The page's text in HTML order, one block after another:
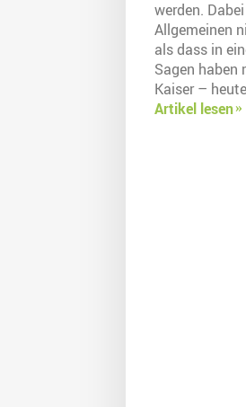
werden.
Allgemeinen
als dass in
Sagen haben
Kaiser –
Artikel lesen